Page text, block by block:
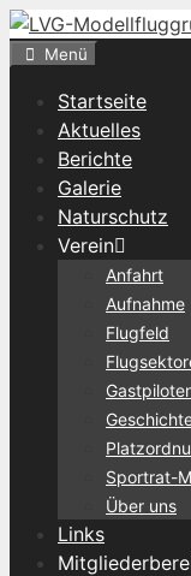
Zum
InhaltMenü
Startseite
Aktuelles
Berichte
Galerie
Naturschutz
Verein
Anfahrt
Aufnahme
Flugfeld
Sportrat-
Über uns
Links